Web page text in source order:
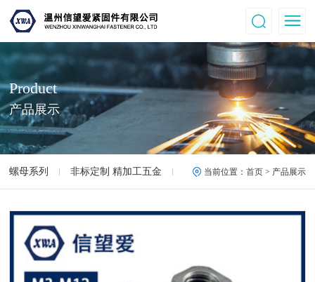
Product
产品展示
螺母系列 非标定制 精加工五金 高强度螺母.螺丝 12.9级
当前位置： 首页> 产品展示